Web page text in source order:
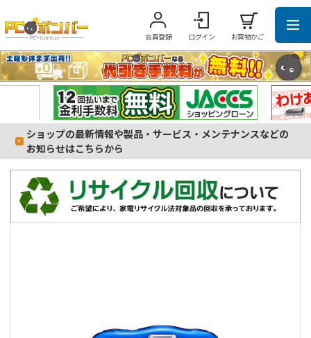
会員登録 ログイン お買物かご
ショップの最新情報や製品・サービス・メンテナンスなどの
お知らせはこちらから